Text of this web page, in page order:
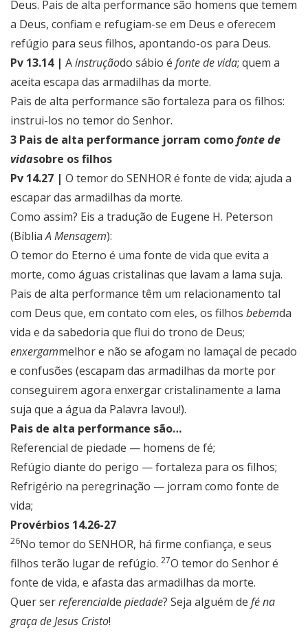
Deus. Pais de alta performance são homens que temem
a Deus, confiam e refugiam-se em Deus e oferecem
refúgio para seus filhos, apontando-os para Deus.
Pv 13.14 | Ainstruçãodo sábio é fonte de vida; quem a
aceita escapa das armadilhas da morte.
Pais de alta performance são fortaleza para os filhos:
instrui-los no temor do Senhor.
3 Pais de alta performance jorram comofonte de
vidasobre os filhos
Pv 14.27 | O temor do SENHOR é fonte de vida; ajuda a
escapar das armadilhas da morte.
Como assim? Eis a tradução de Eugene H. Peterson
(BíbliaA Mensagem):
O temor do Eterno é uma fonte de vida que evita a
morte, como águas cristalinas que lavam a lama suja.
Pais de alta performance têm um relacionamento tal
com Deus que, em contato com eles, os filhos bebemda
vida e da sabedoria que flui do trono de Deus;
enxergammelhor e não se afogam no lamaçal de pecado
e confusões (escapam das armadilhas da morte por
conseguirem agora enxergar cristalinamente a lama
suja que a água da Palavra lavou!).
Pais de alta performance são…
Referencial de piedade — homens de fé;
Refúgio diante do perigo — fortaleza para os filhos;
Refrigério na peregrinação — jorram como fonte de
vida;
Provérbios 14.26-27
26No temor do SENHOR, há firme confiança, e seus
filhos terão lugar de refúgio. 27O temor do Senhor é
fonte de vida, e afasta das armadilhas da morte.
Quer serreferencialde piedade? Seja alguém de fé na
graça de Jesus Cristo!